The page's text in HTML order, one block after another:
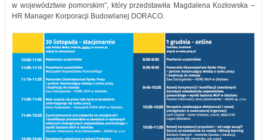
w województwie pomorskim”, który przedstawiła Magdalena Kozłowska –
HR Manager Korporacji Budowlanej DORACO.